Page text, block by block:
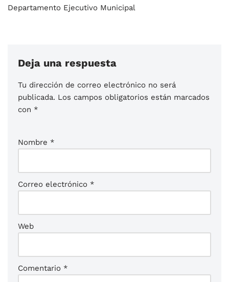
Departamento Ejecutivo Municipal
Deja una respuesta
Tu dirección de correo electrónico no será
publicada. Los campos obligatorios están marcados
con *
Nombre *
Correo electrónico *
Web
Comentario *